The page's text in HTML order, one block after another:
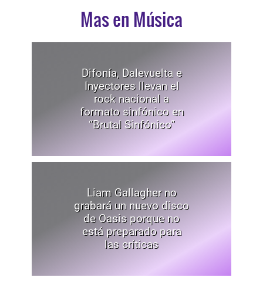
Mas en Música
Difonía, Dalevuelta e
Inyectores llevan el
rock nacional a
formato sinfónico en
“Brutal Sinfónico”
Liam Gallagher no
grabará un nuevo disco
de Oasis porque no
está preparado para
las críticas